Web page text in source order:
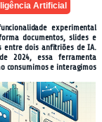
Artificial
experimental
documentos, slides e
entre dois anfitriões de IA.
2024, essa ferramenta
consumimos e interagimos